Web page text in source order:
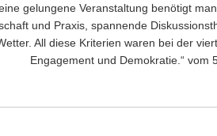
gelungene Veranstaltung benötigt
und Praxis, spannende
All diese Kriterien waren bei der
Engagement und Demokratie.“ vom